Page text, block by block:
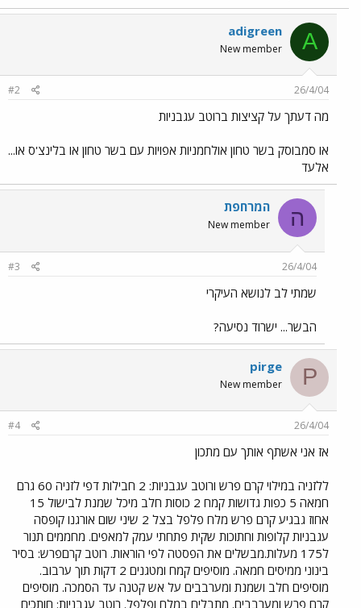
A
adigreen
New member
26/4/04
#2
מה דעתך על קציצות ברוטב עגבניות
או סמבוסק בשר טחון אולחמניות אפויות עם בשר טחון או בלינצ'ס או...
אלעד
ה המרחפת
New member
26/4/04
#3
שמתי לב לנושא העיקרי
הבשר... ישרוד נסיעה?
P
pirge
New member
26/4/04
#4
אז אני אשתף אותך עם מתכון
ללזניה במילוי קרם פרש ורוטב עגבניות: 2 חבילות דפי לזניה 60 גרם
חמאה 5 כפות גדושות קמח 2 כוסות חלב מיכל שמנת לבישול 15
אחוז גבגיע קרם פרש מלח פלפל בצל 2 שיני שום אורגנו קופסה
עגבניות קלופות וחתוכות שקית פתחתי עמק למאפים. מחממים תנור
ל175 מעלות.מבשלים את הפסטה לפי הוראות. רוטב קרםפרש: בסיר
בינוני ממיסים חמאה. מוסיפים קמח ומטגנים 2 דקות תוך ערבוב.
מוסיפים חלב ושמנת ומערבבים על אש קטנה עד הסמכה. מוסיפים
קרם פרש ומערבבים. מתבלים במלח ופלפל. רוטב עגבניות: חותכים